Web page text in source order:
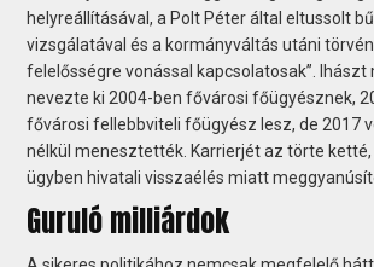
helyreállításával, a Polt Péter által eltussolt
vizsgálatával és a kormányváltás utáni
felelősségre vonással kapcsolatosak”. Ihászt
nevezte ki 2004-ben fővárosi főügyésznek,
fővárosi fellebbviteli főügyész lesz, de 2017
nélkül menesztették. Karrierjét az törte ketté,
ügyben hivatali visszaélés miatt
Guruló milliárdok